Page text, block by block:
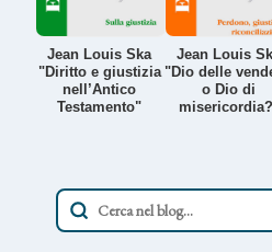
Jean Louis Ska
"Diritto e giustizia
nell’Antico
Testamento"
Jean Louis
"Dio delle
o Dio di